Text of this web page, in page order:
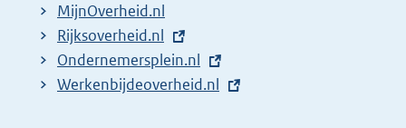
l
i
n
k
MijnOverheid.nl
E
x
t
Rijksoverheid.nl
E
x
Ondernemersplein.nl
E
Werkenbijdeoverheid.nl